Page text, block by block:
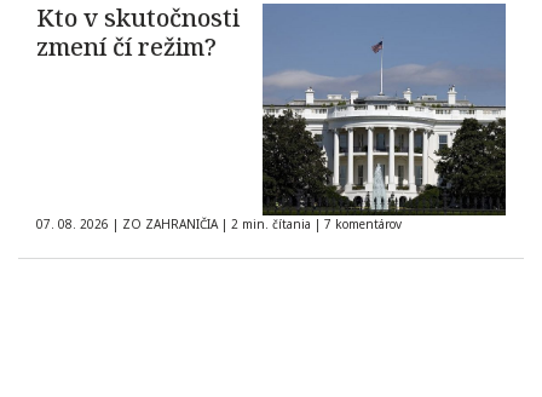
Kto v skutočnosti
zmení čí režim?
07. 08. 2026 | ZO ZAHRANIČIA | 2 min. čítania | 7 komentárov